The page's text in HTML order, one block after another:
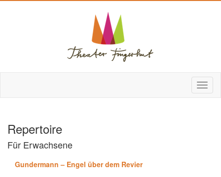
Repertoire
Für Erwachsene
Gundermann – Engel über dem Revier